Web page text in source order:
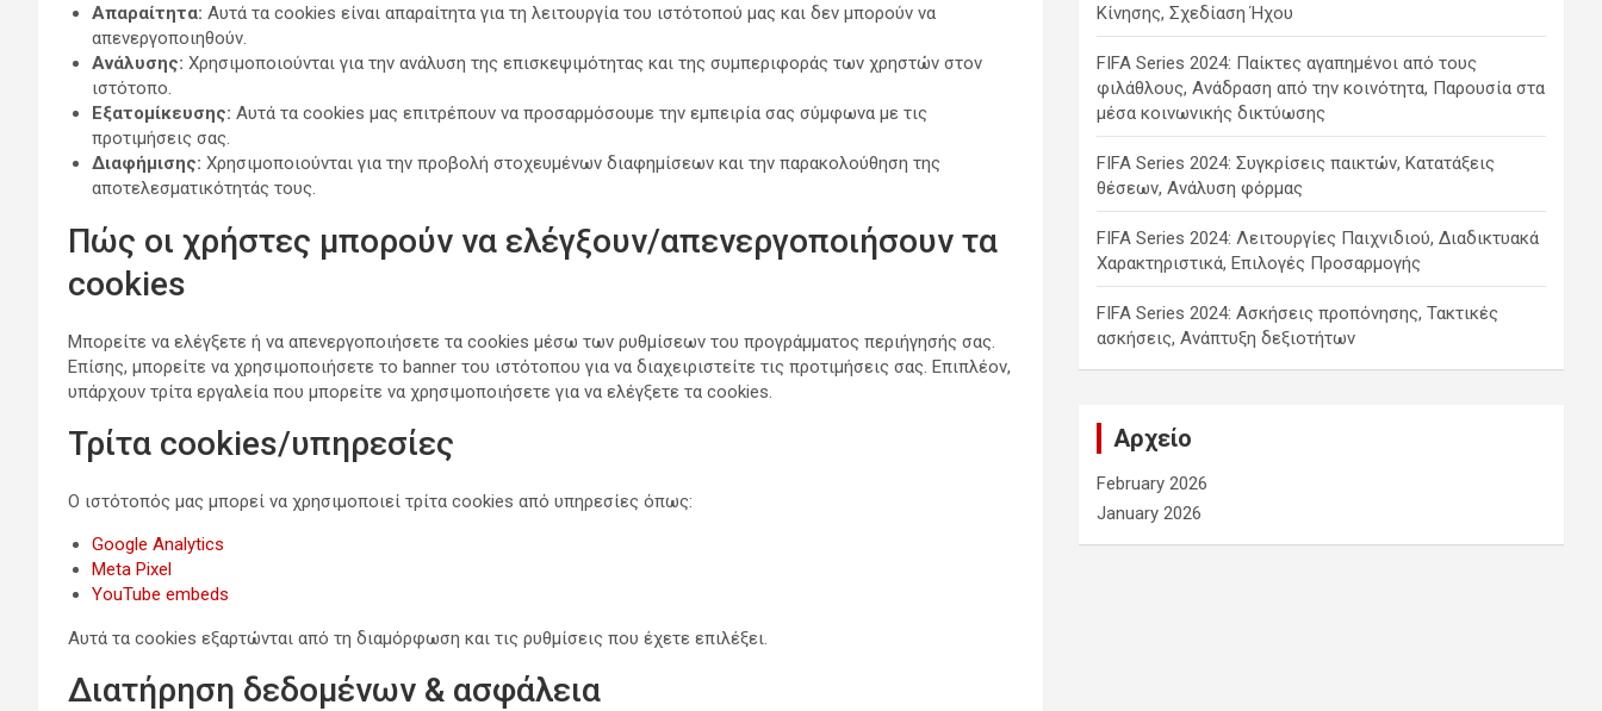
Απαραίτητα: Αυτά τα cookies είναι απαραίτητα για τη λειτουργία του ιστότοπού μας και δεν μπορούν να
απενεργοποιηθούν.
Ανάλυσης: Χρησιμοποιούνται για την ανάλυση της επισκεψιμότητας και της συμπεριφοράς των χρηστών στον
ιστότοπο.
Εξατομίκευσης: Αυτά τα cookies μας επιτρέπουν να προσαρμόσουμε την εμπειρία σας σύμφωνα με τις
προτιμήσεις σας.
Διαφήμισης: Χρησιμοποιούνται για την προβολή στοχευμένων διαφημίσεων και την παρακολούθηση της
αποτελεσματικότητάς τους.
Πώς οι χρήστες μπορούν να ελέγξουν/απενεργοποιήσουν τα
cookies
Μπορείτε να ελέγξετε ή να απενεργοποιήσετε τα cookies μέσω των ρυθμίσεων του προγράμματος περιήγησής σας.
Επίσης, μπορείτε να χρησιμοποιήσετε το banner του ιστότοπου για να διαχειριστείτε τις προτιμήσεις σας. Επιπλέον,
υπάρχουν τρίτα εργαλεία που μπορείτε να χρησιμοποιήσετε για να ελέγξετε τα cookies.
Τρίτα cookies/υπηρεσίες
Ο ιστότοπός μας μπορεί να χρησιμοποιεί τρίτα cookies από υπηρεσίες όπως:
Google Analytics
Meta Pixel
YouTube embeds
Αυτά τα cookies εξαρτώνται από τη διαμόρφωση και τις ρυθμίσεις που έχετε επιλέξει.
Διατήρηση δεδομένων & ασφάλεια
Κίνησης, Σχεδίαση Ήχου
FIFA Series 2024: Παίκτες αγαπημένοι από τους
φιλάθλους, Ανάδραση από την κοινότητα, Παρουσία στα
μέσα κοινωνικής δικτύωσης
FIFA Series 2024: Συγκρίσεις παικτών, Κατατάξεις
θέσεων, Ανάλυση φόρμας
FIFA Series 2024: Λειτουργίες Παιχνιδιού, Διαδικτυακά
Χαρακτηριστικά, Επιλογές Προσαρμογής
FIFA Series 2024: Ασκήσεις προπόνησης, Τακτικές
ασκήσεις, Ανάπτυξη δεξιοτήτων
Αρχείο
February 2026
January 2026